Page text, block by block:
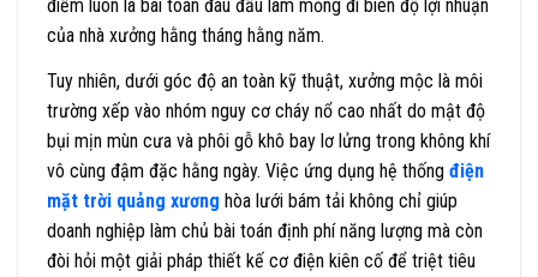
điểm luôn là bài toán đau đầu làm mỏng đi biên độ lợi nhuận
của nhà xưởng hằng tháng hằng năm.
Tuy nhiên, dưới góc độ an toàn kỹ thuật, xưởng mộc là môi
trường xếp vào nhóm nguy cơ cháy nổ cao nhất do mật độ
bụi mịn mùn cưa và phôi gỗ khô bay lơ lửng trong không khí
vô cùng đậm đặc hằng ngày. Việc ứng dụng hệ thống điện
mặt trời quảng xương hòa lưới bám tải không chỉ giúp
doanh nghiệp làm chủ bài toán định phí năng lượng mà còn
đòi hỏi một giải pháp thiết kế cơ điện kiên cố để triệt tiêu